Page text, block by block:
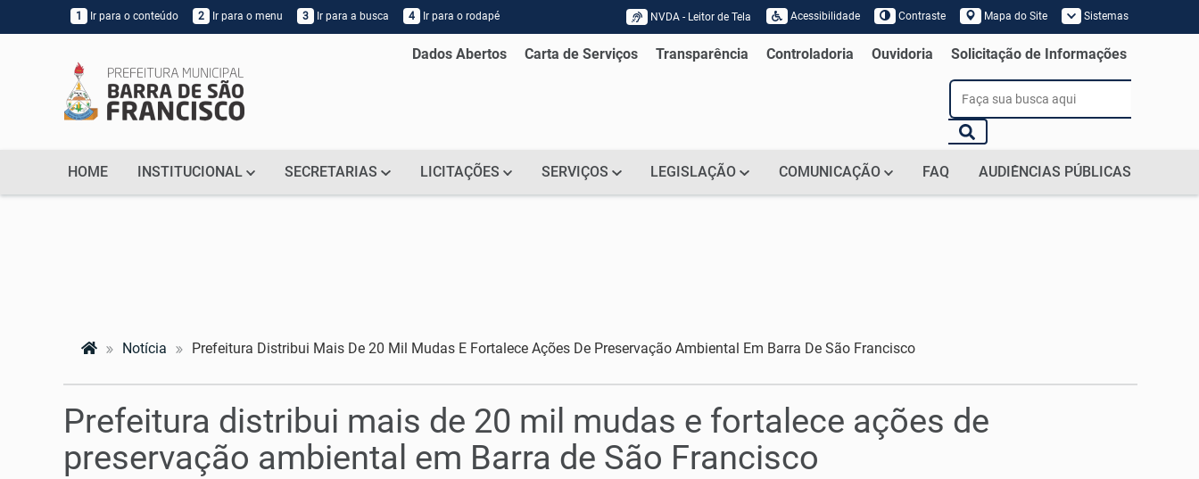
1 Ir para o conteúdo 2 Ir para o menu 3 Ir para a busca 4 Ir para o rodapé Acessar página sobre NVDA - Leitor de Tela
NVDA - Leitor de Tela Acessibilidade Contraste Mapa do Site Sistemas
Dados Abertos Carta de Serviços Transparência Controladoria Ouvidoria Solicitação de Informações
HOME INSTITUCIONAL SECRETARIAS LICITAÇÕES SERVIÇOS LEGISLAÇÃO COMUNICAÇÃO FAQ AUDIÊNCIAS PÚBLICAS
Notícia Prefeitura Distribui Mais De 20 Mil Mudas E Fortalece Ações De Preservação Ambiental Em Barra De São Francisco
Prefeitura distribui mais de 20 mil mudas e fortalece ações de
preservação ambiental em Barra de São Francisco